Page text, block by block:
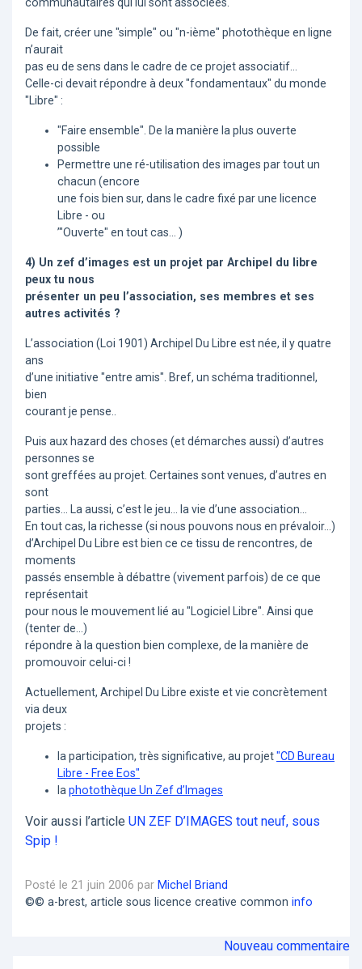
communautaires qui lui sont associées.
De fait, créer une "simple" ou "n-ième" photothèque en ligne
n’aurait
pas eu de sens dans le cadre de ce projet associatif...
Celle-ci devait répondre à deux "fondamentaux" du monde
"Libre" :
"Faire ensemble". De la manière la plus ouverte
possible
Permettre une ré-utilisation des images par tout un
chacun (encore
une fois bien sur, dans le cadre fixé par une licence
Libre - ou
’"Ouverte" en tout cas... )
4) Un zef d’images est un projet par Archipel du libre
peux tu nous
présenter un peu l’association, ses membres et ses
autres activités ?
L’association (Loi 1901) Archipel Du Libre est née, il y quatre
ans
d’une initiative "entre amis". Bref, un schéma traditionnel,
bien
courant je pense..
Puis aux hazard des choses (et démarches aussi) d’autres
personnes se
sont greffées au projet. Certaines sont venues, d’autres en
sont
parties... La aussi, c’est le jeu... la vie d’une association...
En tout cas, la richesse (si nous pouvons nous en prévaloir...)
d’Archipel Du Libre est bien ce ce tissu de rencontres, de
moments
passés ensemble à débattre (vivement parfois) de ce que
représentait
pour nous le mouvement lié au "Logiciel Libre". Ainsi que
(tenter de...)
répondre à la question bien complexe, de la manière de
promouvoir celui-ci !
Actuellement, Archipel Du Libre existe et vie concrètement
via deux
projets :
la participation, très significative, au projet"CD Bureau
Libre - Free Eos"
laphotothèque Un Zef d’Images
Voir aussi l’article UN ZEF D’IMAGES tout neuf, sous
Spip !
Posté le 21 juin 2006 par Michel Briand
©© a-brest, article sous licence creative common info
Nouveau commentaire